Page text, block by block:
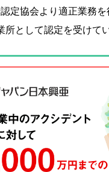
定協会より適正業務
所として認定を受けてい